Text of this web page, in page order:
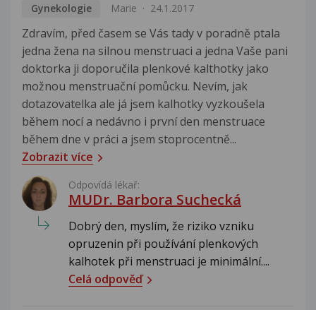
Gynekologie Marie 24.1.2017
Zdravím, před časem se Vás tady v poradně ptala
jedna žena na silnou menstruaci a jedna Vaše pani
doktorka ji doporučila plenkové kalthotky jako
možnou menstruační pomůcku. Nevím, jak
dotazovatelka ale já jsem kalhotky vyzkoušela
během nocí a nedávno i první den menstruace
během dne v práci a jsem stoprocentně...
Zobrazit více
Odpovídá lékař:
MUDr. Barbora Suchecká
Dobrý den, myslím, že riziko vzniku
opruzenin při používání plenkových
kalhotek při menstruaci je minimální....
Celá odpověď